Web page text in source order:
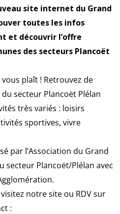
site internet du Grand
toutes les infos
et découvrir l’offre
des secteurs Plancoët
plaît ! Retrouvez de
secteur Plancoët Plélan
très variés : loisirs
sportives, vivre
par l’Association du Grand
secteur Plancoët/Plélan avec
notre site ou RDV sur
: